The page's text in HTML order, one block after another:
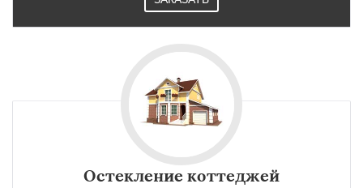
Остекление коттеджей